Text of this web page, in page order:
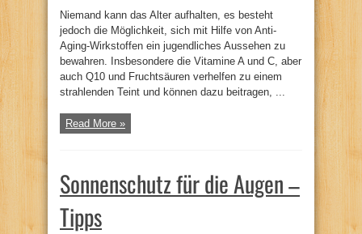
Niemand kann das Alter aufhalten, es besteht
jedoch die Möglichkeit, sich mit Hilfe von Anti-
Aging-Wirkstoffen ein jugendliches Aussehen zu
bewahren. Insbesondere die Vitamine A und C, aber
auch Q10 und Fruchtsäuren verhelfen zu einem
strahlenden Teint und können dazu beitragen, ...
Read More »
Sonnenschutz für die Augen –
Tipps